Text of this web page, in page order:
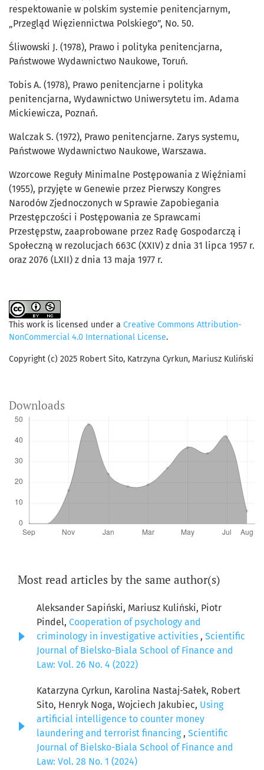
respektowanie w polskim systemie penitencjarnym,
„Przegląd Więziennictwa Polskiego”, No. 50.
Śliwowski J. (1978), Prawo i polityka penitencjarna,
Państwowe Wydawnictwo Naukowe, Toruń.
Tobis A. (1978), Prawo penitencjarne i polityka
penitencjarna, Wydawnictwo Uniwersytetu im. Adama
Mickiewicza, Poznań.
Walczak S. (1972), Prawo penitencjarne. Zarys systemu,
Państwowe Wydawnictwo Naukowe, Warszawa.
Wzorcowe Reguły Minimalne Postępowania z Więźniami
(1955), przyjęte w Genewie przez Pierwszy Kongres
Narodów Zjednoczonych w Sprawie Zapobiegania
Przestępczości i Postępowania ze Sprawcami
Przestępstw, zaaprobowane przez Radę Gospodarczą i
Społeczną w rezolucjach 663C (XXIV) z dnia 31 lipca 1957 r.
oraz 2076 (LXII) z dnia 13 maja 1977 r.
This work is licensed under a Creative Commons Attribution-
NonCommercial 4.0 International License.
Copyright (c) 2025 Robert Sito, Katrzyna Cyrkun, Mariusz Kuliński
Downloads
Most read articles by the same author(s)
Aleksander Sapiński, Mariusz Kuliński, Piotr
Pindel, Cooperation of psychology and
criminology in investigative activities , Scientific
Journal of Bielsko-Biala School of Finance and
Law: Vol. 26 No. 4 (2022)
Katarzyna Cyrkun, Karolina Nastaj-Sałek, Robert
Sito, Henryk Noga, Wojciech Jakubiec, Using
artificial intelligence to counter money
laundering and terrorist financing, Scientific
Journal of Bielsko-Biala School of Finance and
Law: Vol. 28 No. 1 (2024)